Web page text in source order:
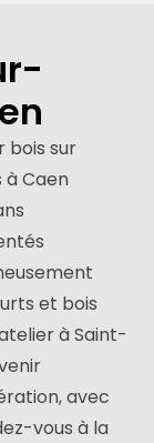
bois sur
à Caen
et bois
à Saint-
avec
vous à la